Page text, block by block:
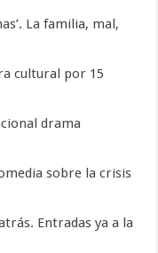
La familia, mal,
cultural por 15
drama
sobre la crisis
Entradas ya a la